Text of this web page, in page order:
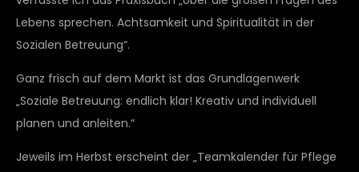
Lebens sprechen. Achtsamkeit und Spiritualität in der
Sozialen Betreuung“.
Ganz frisch auf dem Markt ist das Grundlagenwerk
„Soziale Betreuung: endlich klar! Kreativ und individuell
planen und anleiten.“
Jeweils im Herbst erscheint der „Teamkalender für Pflege